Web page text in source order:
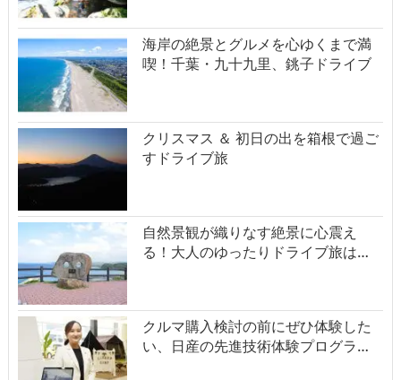
海岸の絶景とグルメを心ゆくまで満
喫！千葉・九十九里、銚子ドライブ
クリスマス ＆ 初日の出を箱根で過ご
すドライブ旅
自然景観が織りなす絶景に心震え
る！大人のゆったりドライブ旅は…
クルマ購入検討の前にぜひ体験した
い、日産の先進技術体験プログラ…